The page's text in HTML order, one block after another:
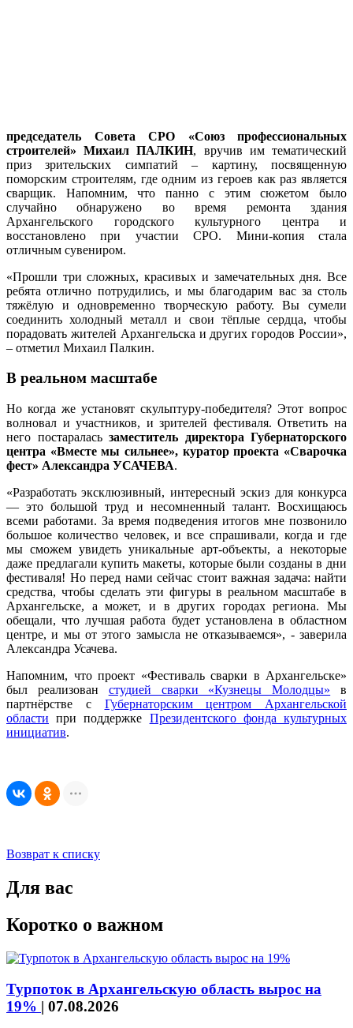
председатель Совета СРО «Союз профессиональных
строителей» Михаил ПАЛКИН, вручив им тематический
приз зрительских симпатий – картину, посвященную
поморским строителям, где одним из героев как раз является
сварщик. Напомним, что панно с этим сюжетом было
случайно обнаружено во время ремонта здания
Архангельского городского культурного центра и
восстановлено при участии СРО. Мини-копия стала
отличным сувениром.
«Прошли три сложных, красивых и замечательных дня. Все
ребята отлично потрудились, и мы благодарим вас за столь
тяжёлую и одновременно творческую работу. Вы сумели
соединить холодный металл и свои тёплые сердца, чтобы
порадовать жителей Архангельска и других городов России»,
– отметил Михаил Палкин.
В реальном масштабе
Но когда же установят скульптуру-победителя? Этот вопрос
волновал и участников, и зрителей фестиваля. Ответить на
него постаралась заместитель директора Губернаторского
центра «Вместе мы сильнее», куратор проекта «Сварочка
фест» Александра УСАЧЕВА.
«Разработать эксклюзивный, интересный эскиз для конкурса
— это большой труд и несомненный талант. Восхищаюсь
всеми работами. За время подведения итогов мне позвонило
большое количество человек, и все спрашивали, когда и где
мы сможем увидеть уникальные арт-объекты, а некоторые
даже предлагали купить макеты, которые были созданы в дни
фестиваля! Но перед нами сейчас стоит важная задача: найти
средства, чтобы сделать эти фигуры в реальном масштабе в
Архангельске, а может, и в других городах региона. Мы
обещали, что лучшая работа будет установлена в областном
центре, и мы от этого замысла не отказываемся», - заверила
Александра Усачева.
Напомним, что проект «Фестиваль сварки в Архангельске»
был реализован студией сварки «Кузнецы Молодцы» в
партнёрстве с Губернаторским центром Архангельской
области при поддержке Президентского фонда культурных
инициатив.
Возврат к списку
Для вас
Коротко о важном
Турпоток в Архангельскую область вырос на
19% | 07.08.2026